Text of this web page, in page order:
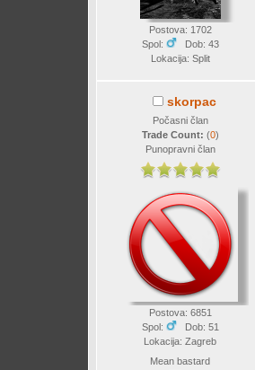
Postova: 1702
Spol:
Dob: 43
Lokacija: Split
skorpac
Počasni član
Trade Count: (0)
Punopravni član
Postova: 6851
Spol:
Dob: 51
Lokacija: Zagreb
Mean bastard